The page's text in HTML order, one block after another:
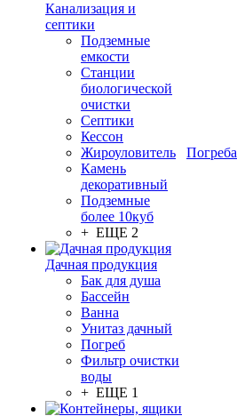
Канализация и
септики
Подземные
емкости
Станции
биологической
очистки
Септики
Кессон
Жироуловитель
Камень
декоративный
Подземные
более 10куб
+ ЕЩЕ 2
Дачная продукция
Бак для душа
Бассейн
Ванна
Унитаз дачный
Погреб
Фильтр очистки
воды
+ ЕЩЕ 1
Погреба